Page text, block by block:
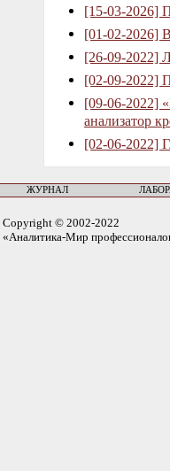
[15-03-2026]
[01-02-2026]
[26-09-2022]
[02-09-2022]
[09-06-2022]
анализатор
[02-06-2022]
ЖУРНАЛ
Copyright © 2002-2022
«Аналитика-Мир